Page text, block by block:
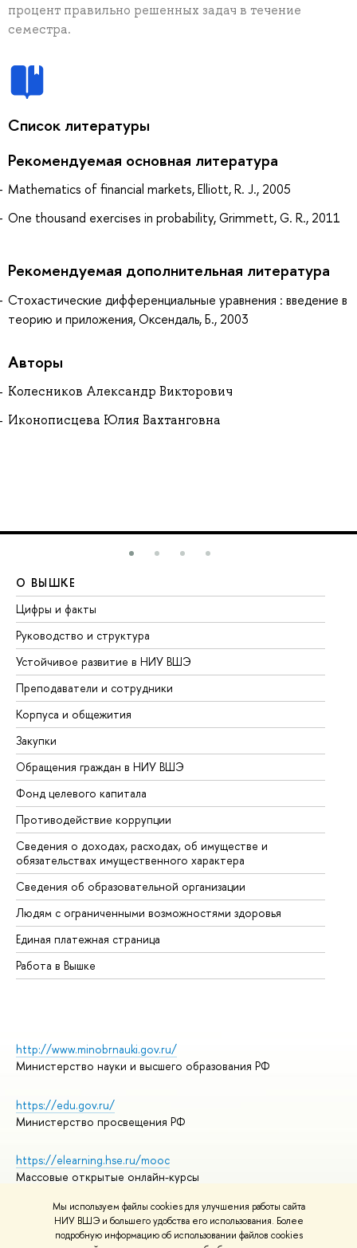
Мы используем файлы cookies для улучшения работы сайта
НИУ ВШЭ и большего удобства его использования. Более
подробную информацию об использовании файлов cookies
процент правильно решенных задач в течение
семестра.
Список литературы
Рекомендуемая основная литература
Mathematics of financial markets, Elliott, R. J., 2005
One thousand exercises in probability, Grimmett, G. R., 2011
Рекомендуемая дополнительная литература
Стохастические дифференциальные уравнения : введение в
теорию и приложения, Оксендаль, Б., 2003
Авторы
Колесников Александр Викторович
Иконописцева Юлия Вахтанговна
О ВЫШКЕ
Цифры и факты
Руководство и структура
Устойчивое развитие в НИУ ВШЭ
Преподаватели и сотрудники
Корпуса и общежития
Закупки
Обращения граждан в НИУ ВШЭ
Фонд целевого капитала
Противодействие коррупции
Сведения о доходах, расходах, об имуществе и
обязательствах имущественного характера
Сведения об образовательной организации
Людям с ограниченными возможностями здоровья
Единая платежная страница
Работа в Вышке
http://www.minobrnauki.gov.ru/
Министерство науки и высшего образования РФ
https://edu.gov.ru/
Министерство просвещения РФ
https://elearning.hse.ru/mooc
Массовые открытые онлайн-курсы
© НИУ ВШЭ 1993–2026 Адреса и контакты